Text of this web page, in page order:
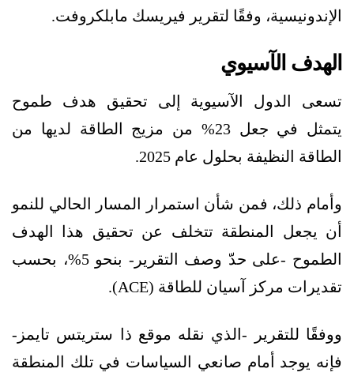
الإندونيسية، وفقًا لتقرير فيريسك مابلكروفت.
الهدف الآسيوي
تسعى الدول الآسيوية إلى تحقيق هدف طموح
يتمثل في جعل 23% من مزيج الطاقة لديها من
الطاقة النظيفة بحلول عام 2025.
وأمام ذلك، فمن شأن استمرار المسار الحالي للنمو
أن يجعل المنطقة تتخلف عن تحقيق هذا الهدف
الطموح -على حدّ وصف التقرير- بنحو 5%، بحسب
تقديرات مركز آسيان للطاقة (ACE).
ووفقًا للتقرير -الذي نقله موقع ذا ستريتس تايمز-
فإنه يوجد أمام صانعي السياسات في تلك المنطقة